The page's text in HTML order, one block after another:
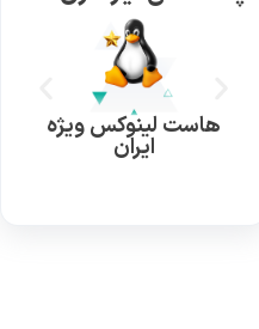
هاست لینوکس ویژه
ایران